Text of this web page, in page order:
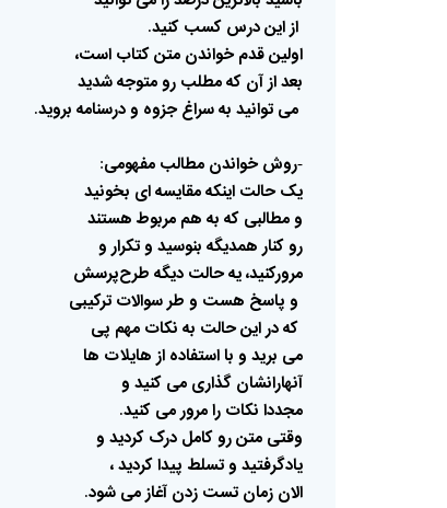
ازایندرس کسب کنید.
اولینقدم خواندن متنکتاب است،
بعدازآن کهمطلب رومتوجهشدید
می توانید بهسراغ جزوه ودرسنامه بروید.
-روش خواندن مطالب مفهومی:
یک حالت اینکهمقایسهای بخونید
ومطالبی که به هم مربوط هستند
روکنار همدیگه بنوسید وتکرار و
مرورکنید،یهحالت دیگه طرح‌پرسش
و پاسخ هست و طرسوالات ترکیبی
کهدراینحالت به نکات مهم پی
می برید و بااستفاده از هایلات ها
آنهارانشان گذاری می کنید و
مجددا نکات رامرورمی کنید.
وقتی متنروکامل درک کردید و
یادگرفتید وتسلط پیداکردید،
الان زمان تست زدن آغازمی شود.